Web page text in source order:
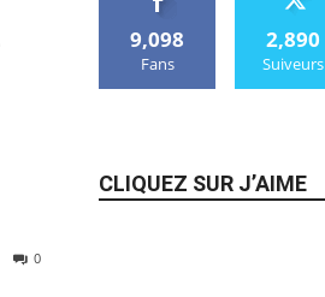
0
9,098
Fans
2,890
Suiveurs
CLIQUEZ SUR J’AIME